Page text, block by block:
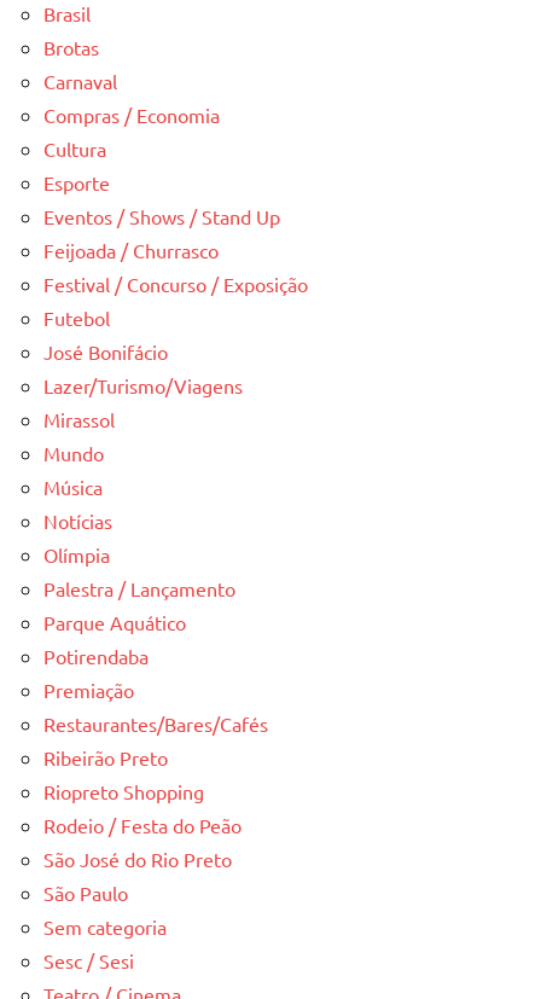
Brasil
Brotas
Carnaval
Compras / Economia
Cultura
Esporte
Eventos / Shows / Stand Up
Feijoada / Churrasco
Festival / Concurso / Exposição
Futebol
José Bonifácio
Lazer/Turismo/Viagens
Mirassol
Mundo
Música
Notícias
Olímpia
Palestra / Lançamento
Parque Aquático
Potirendaba
Premiação
Restaurantes/Bares/Cafés
Ribeirão Preto
Riopreto Shopping
Rodeio / Festa do Peão
São José do Rio Preto
São Paulo
Sem categoria
Sesc / Sesi